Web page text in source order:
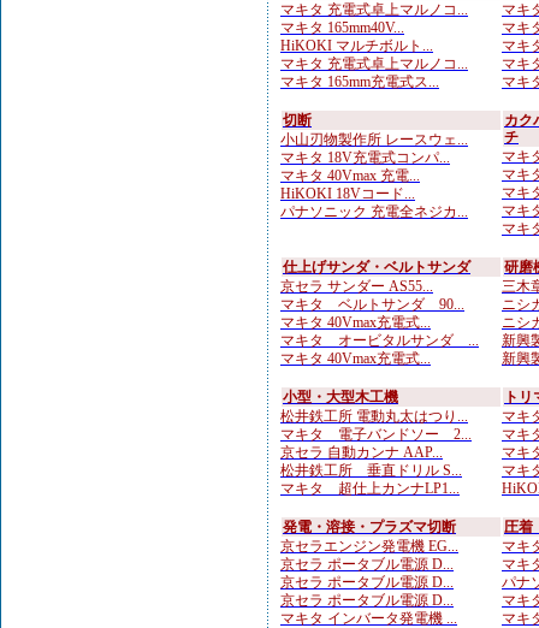
マキタ 充電式卓上マルノコ...
マキタ 165mm40V...
HiKOKI マルチボルト...
マキタ 充電式卓上マルノコ...
マキタ 165mm充電式ス...
マキ
マキ
マキ
マキ
マキ
切断
小山刃物製作所 レースウェ...
マキタ 18V充電式コンパ...
マキタ 40Vmax 充電...
HiKOKI 18Vコード...
パナソニック 充電全ネジカ...
カク
チ
マキ
マキ
マキ
マキ
マキ
仕上げサンダ・ベルトサンダ
京セラ サンダー AS55...
マキタ ベルトサンダ 90...
マキタ 40Vmax充電式...
マキタ オービタルサンダ ...
マキタ 40Vmax充電式...
研磨
三木
ニシ
ニシ
新興
新興
小型・大型木工機
松井鉄工所 電動丸太はつり...
マキタ 電子バンドソー 2...
京セラ 自動カンナ AAP...
松井鉄工所 垂直ドリル S...
マキタ 超仕上カンナLP1...
ト
マキ
マキ
マキ
マキ
発電・溶接・プラズマ切断
京セラエンジン発電機 EG...
京セラ ポータブル電源 D...
京セラ ポータブル電源 D...
京セラ ポータブル電源 D...
マキタ インバータ発電機 ...
圧着
マキ
マキ
パナ
マキ
マキ